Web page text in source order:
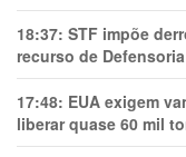
18:37: STF impõe
recurso de
17:48: EUA exigem
liberar quase 60 mil